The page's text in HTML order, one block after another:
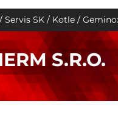
/ Servis SK / Kotle /
S.R.O.